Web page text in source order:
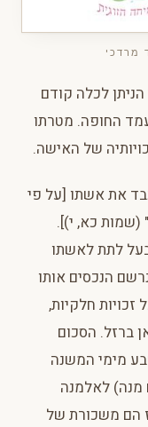
מרדכי
לכלה קודם
החופה. מטרתו
של האישה.
את אשתו [על פי
(שמות כא, י)].
לתת לאשתו
הנכסים אותו
חלקיות,
ברזל. הסכום
מימי המשנה
מנה) לאלמנה
בתרגום למטבע עדכני, 200 זוז הם משכורת של